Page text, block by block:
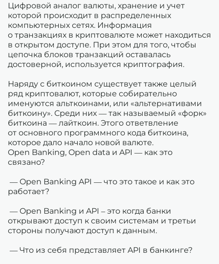
Цифровой аналог валюты, хранение и учет
которой происходит в распределенных
компьютерных сетях. Информация
о транзакциях в криптовалюте может находиться
в открытом доступе. При этом для того, чтобы
цепочка блоков транзакций оставалась
достоверной, используется криптография.
Наряду с биткоином существует также целый
ряд криптовалют, которые собирательно
именуются альткоинами, или «альтернативами
биткоину». Среди них — так называемый «форк»
биткоина — лайткоин. Этого ответвление
от основного программного кода биткоина,
которое дало начало новой валюте.
Open Banking, Open data и API — как это
связано?
— Open Banking API — что это такое и как это
работает?
— Open Banking и API – это когда банки
открывают доступ к своим системам и третьи
стороны получают доступ к данным.
— Что из себя представляет API в банкинге?